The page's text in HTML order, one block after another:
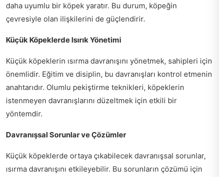
daha uyumlu bir köpek yaratır. Bu durum, köpeğin
çevresiyle olan ilişkilerini de güçlendirir.
Küçük Köpeklerde Isırık Yönetimi
Küçük köpeklerin ısırma davranışını yönetmek, sahipleri için
önemlidir. Eğitim ve disiplin, bu davranışları kontrol etmenin
anahtarıdır. Olumlu pekiştirme teknikleri, köpeklerin
istenmeyen davranışlarını düzeltmek için etkili bir
yöntemdir.
Davranışsal Sorunlar ve Çözümler
Küçük köpeklerde ortaya çıkabilecek davranışsal sorunlar,
ısırma davranışını etkileyebilir. Bu sorunların çözümü için